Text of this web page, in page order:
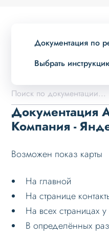
Документация по
Выбрать
Описание курса
Возможности
Примеры страниц
Данные
Оформление
Слайдер
Документация
Компания -
Возможен показ карты
На главной
На странице
На всех страницах у
В определённых